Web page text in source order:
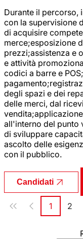
Durante il percorso,
con la supervisione
di acquisire
merce;esposizione
prezzi;assistenza e
e attività
codici a barre e
degli spazi e dei
delle merci, dal
all'interno del punto
di sviluppare
ascolto delle
con il pubblico.
Candidati
Paginazione
Pagina
1 2